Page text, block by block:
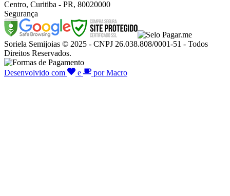
Centro, Curitiba - PR, 80020000
Segurança
Soriela Semijoias © 2025 - CNPJ 26.038.808/0001-51 - Todos
Direitos Reservados.
Desenvolvido com e por Macro